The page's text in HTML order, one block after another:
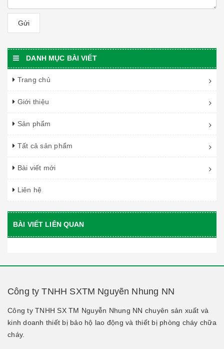
Gửi
DANH MỤC BÀI VIẾT
Trang chủ
Giới thiệu
Sản phẩm
Tất cả sản phẩm
Bài viết mới
Liên hệ
BÀI VIẾT LIÊN QUAN
Công ty TNHH SXTM Nguyẽn Nhung NN
Công ty TNHH SX TM Nguyễn Nhung NN chuyên sản xuất và
kinh doanh thiết bị bảo hộ lao động và thiết bị phòng cháy chữa
cháy.